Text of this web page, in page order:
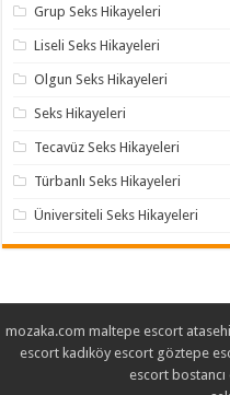
Grup Seks Hikayeleri
Liseli Seks Hikayeleri
Olgun Seks Hikayeleri
Seks Hikayeleri
Tecavüz Seks Hikayeleri
Türbanlı Seks Hikayeleri
Üniversiteli Seks Hikayeleri
mozaka.com maltepe escort
escort kadıköy escort göztepe
escort